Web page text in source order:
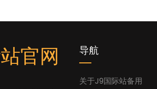
官网 导航
关于j9国际站备用